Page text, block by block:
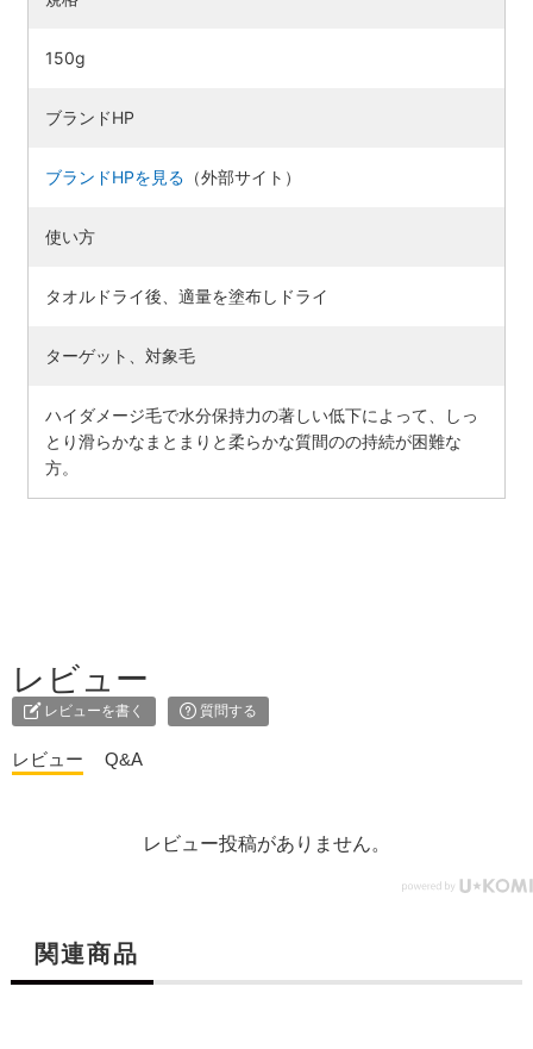
150g
ブランドHP
ブランドHPを見る （外部サイト）
使い方
タオルドライ後、適量を塗布しドライ
ターゲット、対象毛
ハイダメージ毛で水分保持力の著しい低下によって、しっ
とり滑らかなまとまりと柔らかな質間のの持続が困難な
方。
レビュー
レビューを書く 質問する
レビュー Q&A
レビュー投稿がありません。
関連商品